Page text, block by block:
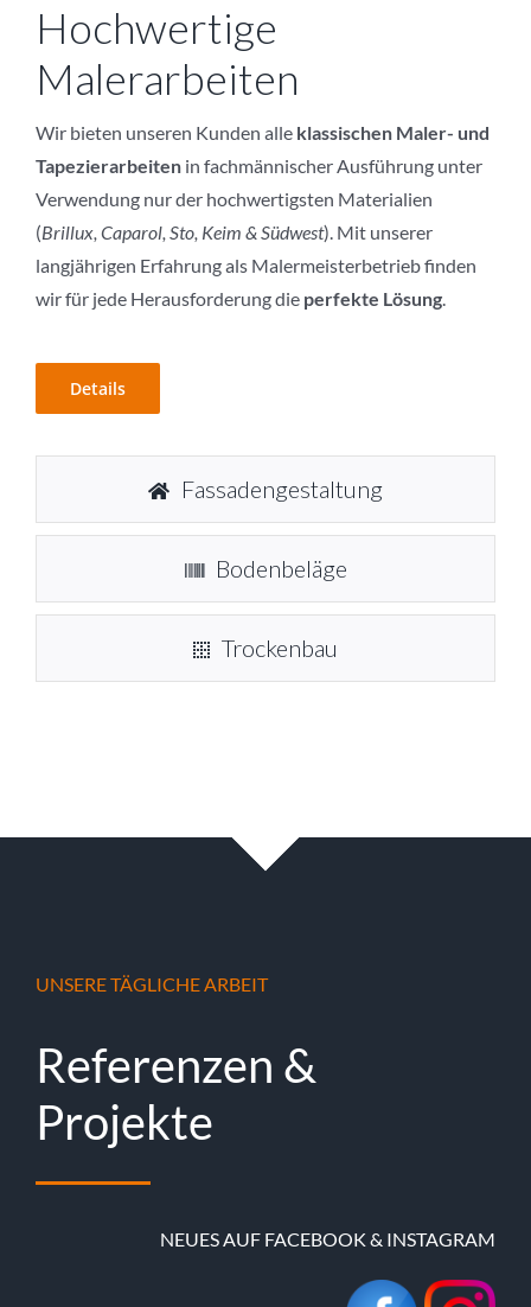
Hochwertige
Malerarbeiten
Wir bieten unseren Kunden alle klassischen Maler- und
Tapezierarbeitenin fachmännischer Ausführung unter
Verwendung nur der hochwertigsten Materialien
(Brillux, Caparol, Sto, Keim & Südwest). Mit unserer
langjährigen Erfahrung als Malermeisterbetrieb finden
wir für jede Herausforderung dieperfekte Lösung.
Details
Fassadengestaltung
Bodenbeläge
Trockenbau
UNSERE TÄGLICHE ARBEIT
Referenzen &
Projekte
NEUES AUF FACEBOOK & INSTAGRAM